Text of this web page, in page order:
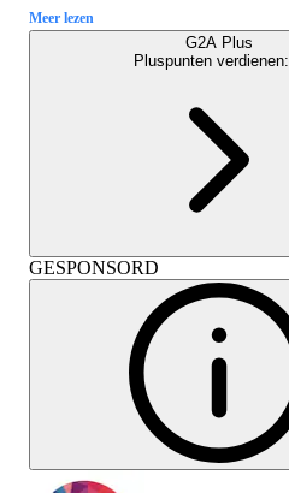
Meer lezen
G2A Plus
Pluspunten verdienen:
GESPONSORD